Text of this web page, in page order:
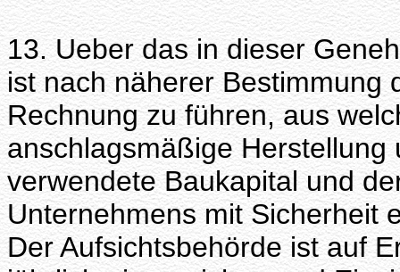
13. Ueber das in dieser
ist nach näherer Bestimmung
Rechnung zu führen, aus
anschlagsmäßige Herstellung
verwendete Baukapital und
Unternehmens mit Sicherheit
Der Aufsichtsbehörde ist auf